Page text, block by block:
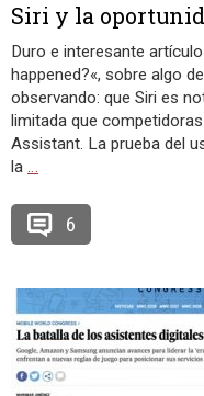
Siri y la
Duro e interesante
happened?«, sobre algo
observando: que Siri es
limitada que
Assistant. La prueba del
la …
6